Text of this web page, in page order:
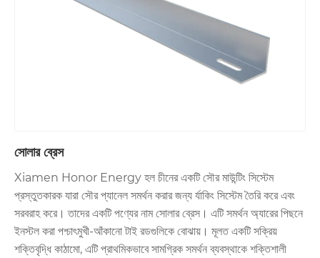
সোলার ব্রেস
Xiamen Honor Energy হল চীনের একটি সৌর মাউন্টিং সিস্টেম
প্রস্তুতকারক যারা সৌর প্যানেল সমর্থন করার জন্য র্যাকিং সিস্টেম তৈরি করে এবং
সরবরাহ করে। তাদের একটি পণ্যের নাম সোলার ব্রেস। এটি সমর্থন অ্যারের পিছনে
ইনস্টল করা পশ্চাৎমুখী-আঁকানো টাই রডগুলিকে বোঝায়। মূলত একটি সক্রিয়
শক্তিবৃদ্ধি কাঠামো, এটি প্রাথমিকভাবে সামগ্রিক সমর্থন ব্যবস্থাকে শক্তিশালী